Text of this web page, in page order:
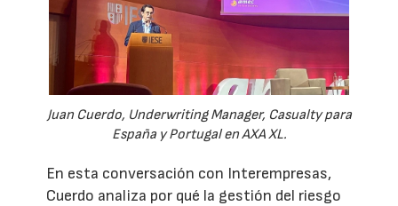
Juan Cuerdo, Underwriting Manager, Casualty para
España y Portugal en AXA XL.
En esta conversación con Interempresas,
Cuerdo analiza por qué la gestión del riesgo